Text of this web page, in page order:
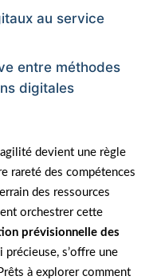
au service
entre méthodes
digitales
devient une règle
rareté des compétences
des ressources
orchestrer cette
prévisionnelle des
précieuse, s’offre une
à explorer comment